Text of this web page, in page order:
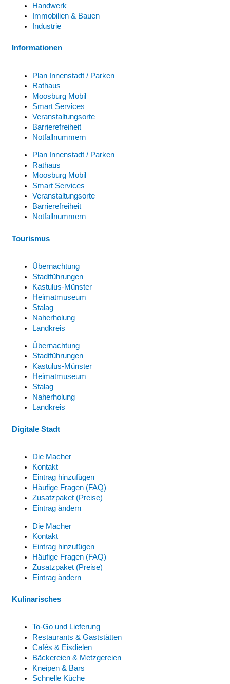
Handwerk
Immobilien & Bauen
Industrie
Informationen
Plan Innenstadt / Parken
Rathaus
Moosburg Mobil
Smart Services
Veranstaltungsorte
Barrierefreiheit
Notfallnummern
Plan Innenstadt / Parken
Rathaus
Moosburg Mobil
Smart Services
Veranstaltungsorte
Barrierefreiheit
Notfallnummern
Tourismus
Übernachtung
Stadtführungen
Kastulus-Münster
Heimatmuseum
Stalag
Naherholung
Landkreis
Übernachtung
Stadtführungen
Kastulus-Münster
Heimatmuseum
Stalag
Naherholung
Landkreis
Digitale Stadt
Die Macher
Kontakt
Eintrag hinzufügen
Häufige Fragen (FAQ)
Zusatzpaket (Preise)
Eintrag ändern
Die Macher
Kontakt
Eintrag hinzufügen
Häufige Fragen (FAQ)
Zusatzpaket (Preise)
Eintrag ändern
Kulinarisches
To-Go und Lieferung
Restaurants & Gaststätten
Cafés & Eisdielen
Bäckereien & Metzgereien
Kneipen & Bars
Schnelle Küche